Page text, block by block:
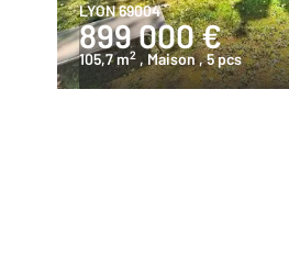
LYON 69004
899 000 €
105,7 m2 , Maison, 5 pcs